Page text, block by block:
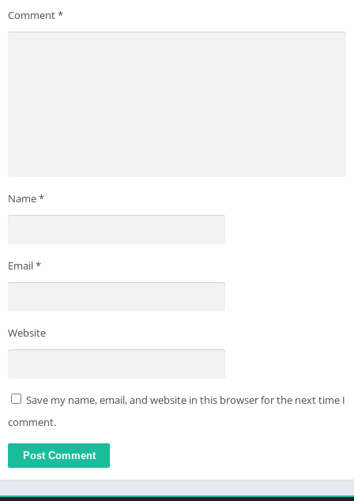
Comment*
Name*
Email*
Website
Save my name, email, and website in this browser for the next time I
comment.